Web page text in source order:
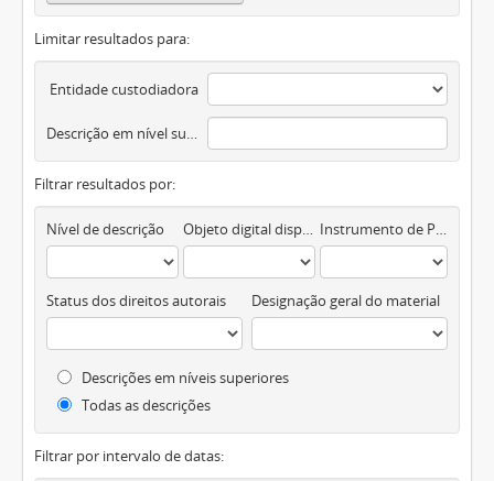
Limitar resultados para:
Entidade custodiadora
Descrição em nível superior
Filtrar resultados por:
Nível de descrição Objeto digital disponível Instrumento de Pesquisa
Status dos direitos autorais Designação geral do material
Descrições em níveis superiores
Todas as descrições
Filtrar por intervalo de datas: